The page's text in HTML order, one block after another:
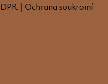
|Ochrana soukromí